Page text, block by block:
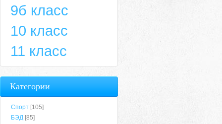
9б класс
10 класс
11 класс
Категории
Спорт [105]
БЭД [85]